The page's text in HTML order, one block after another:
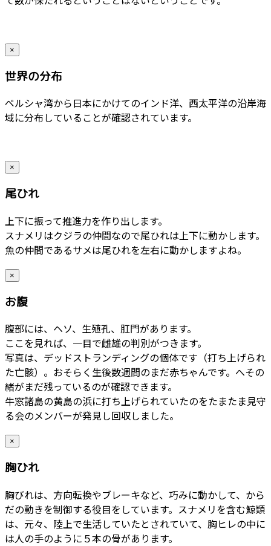
×
世界の分布
ペルシャ湾から日本にかけてのインド洋、西太平洋の沿岸海
域に分布していることが確認されています。
×
尾ひれ
上下に振って推進力を作り出します。
スナメリはクジラの仲間なので尾ひれは上下に動かします。
魚の仲間であるサメは尾ひれを左右に動かしますよね。
×
お腹
腹部には、ヘソ、生殖孔、肛門があります。
ここを見れば、一目で雌雄の判別がつきます。
写真は、デッドストランディングの個体です（打ち上げられ
た亡骸）。おそらく生後数週間のまだ赤ちゃんです。へその
緒がまだ残っているのが確認できます。
牛窓諸島の黄島の浜に打ち上げられていたのをたまたま見守
る会のメンバーが発見し回収しました。
×
胸ひれ
胸びれは、方向転換やブレーキなど、巧みに動かして、から
だの動きを制御する役目をしています。スナメリを含む鯨類
は、元々、陸上で生活していたとされていて、胸ヒレの中に
は人の手のように５本の骨があります。